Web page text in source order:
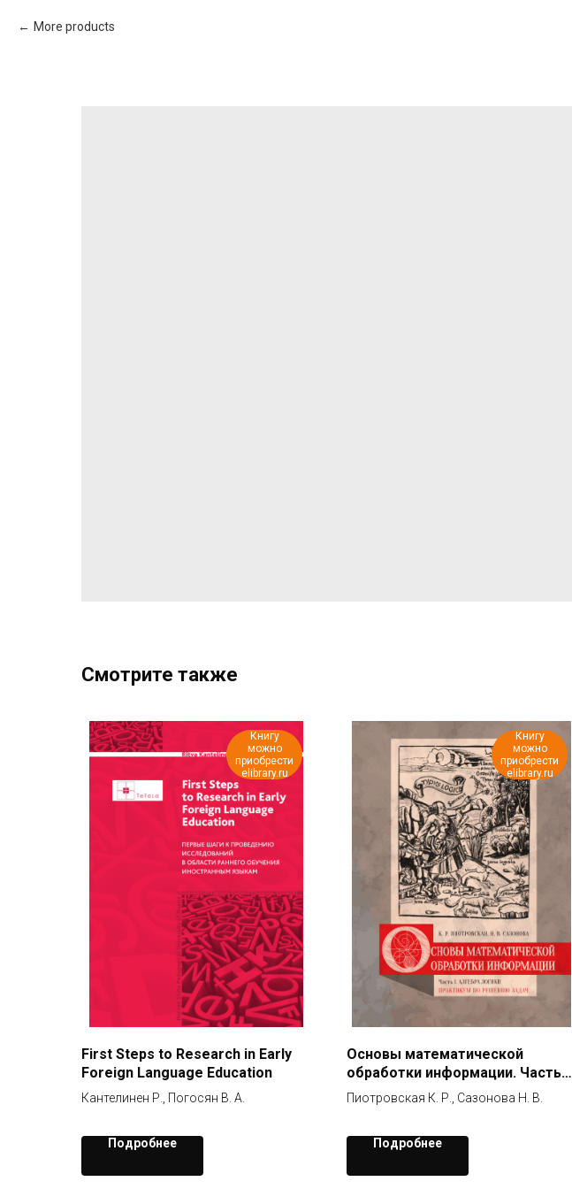
More products
Смотрите также
Книгу
можно
приобрести
elibrary.ru
First Steps to Research in Early
Foreign Language Education
Кантелинен Р., Погосян В. А.
Подробнее
Книгу
можно
приобрести
elibrary.ru
Основы математической
обработки информации. Часть1.
Алгебра логики. Практикум по
решению задач
Пиотровская К. Р., Сазонова Н. В.
Подробнее